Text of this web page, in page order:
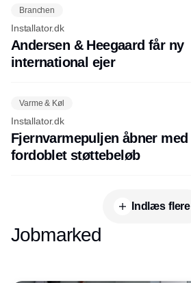
Branchen
Installator.dk
Andersen & Heegaard får ny
international ejer
Varme & Køl
Installator.dk
Fjernvarmepuljen åbner med
fordoblet støttebeløb
Indlæs flere
Jobmarked